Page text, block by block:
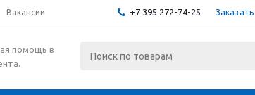
Вакансии +7 395 272-74-25
помощь в